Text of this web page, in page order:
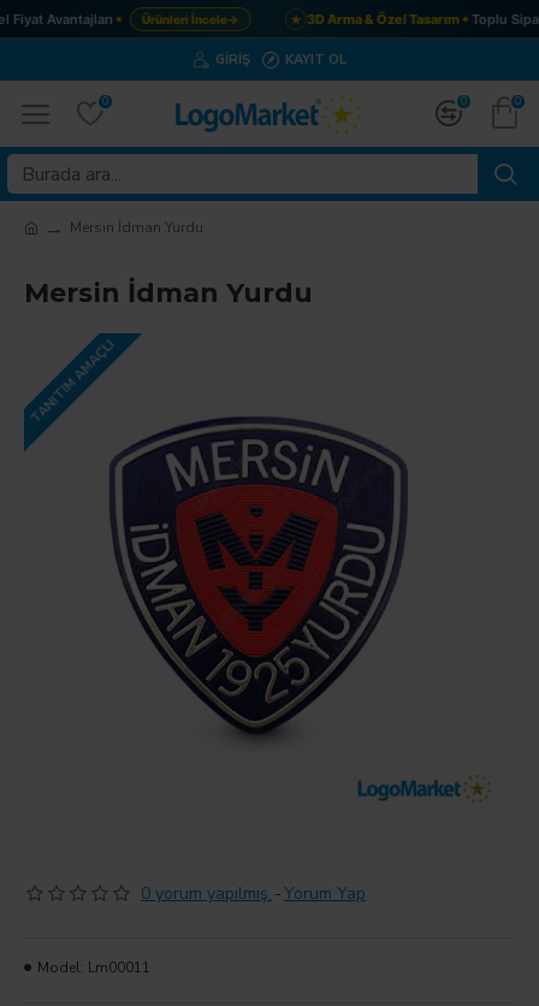
Avantajları Ürünleri İncele→ ★ 3D Arma & Özel Tasarım Toplu
GIRIŞ KAYIT OL
0 0 0
Mersin İdman Yurdu
Mersin İdman Yurdu
TANITIM AMAÇLI
0 yorum yapılmış. -Yorum Yap
Model: Lm00011